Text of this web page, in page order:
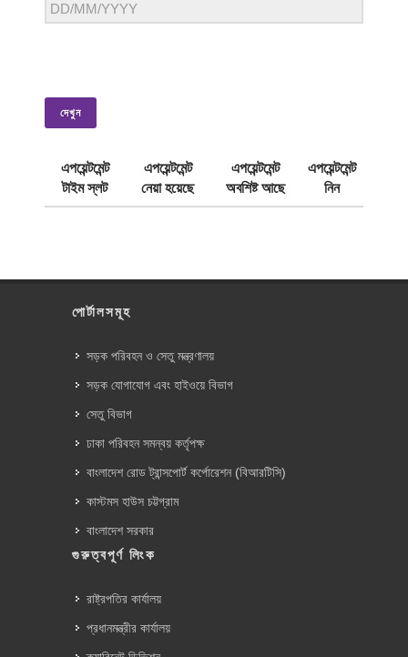
দেখুন
এপয়েন্টমেন্ট
টাইম স্লট
এপয়েন্টমেন্ট
নেয়া হয়েছে
এপয়েন্টমেন্ট
অবশিষ্ট আছে
এপয়েন্টমেন্ট
নিন
পোর্টালসমূহ
সড়ক পরিবহন ও সেতু মন্ত্রণালয়
সড়ক যোগাযোগ এবং হাইওয়ে বিভাগ
সেতু বিভাগ
ঢাকা পরিবহন সমন্বয় কর্তৃপক্ষ
বাংলাদেশ রোড ট্রান্সপোর্ট কর্পোরেশন (বিআরটিসি)
কাস্টমস হাউস চট্টগ্রাম
বাংলাদেশ সরকার
গুরুত্বপূর্ণ লিংক
রাষ্ট্রপতির কার্যালয়
প্রধানমন্ত্রীর কার্যালয়